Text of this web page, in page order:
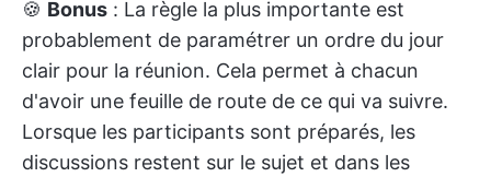
🍪 Bonus : La règle la plus importante est
probablement de paramétrer un ordre du jour
clair pour la réunion. Cela permet à chacun
d'avoir une feuille de route de ce qui va suivre.
Lorsque les participants sont préparés, les
discussions restent sur le sujet et dans les